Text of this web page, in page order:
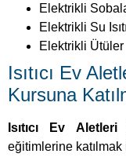
Elektrikli
Elektrikli Su
Elektrikli Ütüler
Isıtıcı Ev
Kursuna
Isıtıcı Ev
eğitimlerine